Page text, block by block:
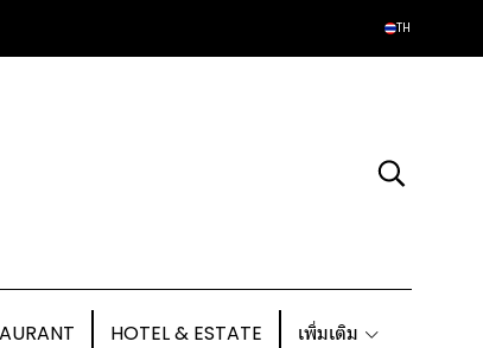
TH
HOTEL & ESTATE เพิ่มเติม